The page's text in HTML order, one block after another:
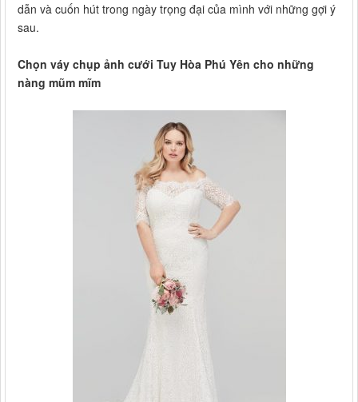
dẫn và cuốn hút trong ngày trọng đại của mình với những gợi ý
sau.
Chọn váy chụp ảnh cưới Tuy Hòa Phú Yên cho những
nàng mũm mĩm